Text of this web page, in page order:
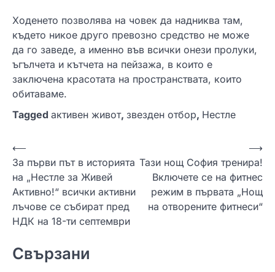
Ходенето позволява на човек да надниква там,
където никое друго превозно средство не може
да го заведе, а именно във всички онези пролуки,
ъгълчета и кътчета на пейзажа, в които е
заключена красотата на пространствата, които
обитаваме.
Tagged активен живот, звезден отбор, Нестле
Н
а
в
и
г
а
ц
⟵
За първи път в историята
на „Нестле за Живей
Активно!“ всички активни
лъчове се събират пред
НДК на 18-ти септември
Тази нощ София тренира!
Включете се на фитнес
режим в първата „Нощ
на отворените фитнеси“
⟶
Свързани